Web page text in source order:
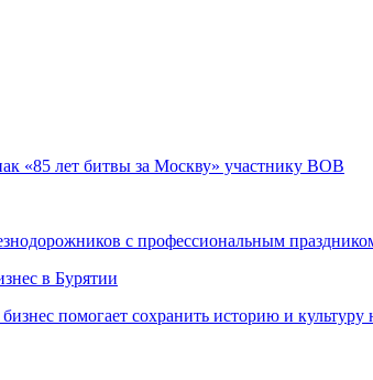
«85 лет битвы за Москву» участнику ВОВ
с профессиональным
в Бурятии
помогает сохранить историю и культуру